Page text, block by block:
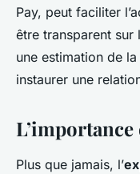
Pay, peut faciliter
être transparent
une estimation de
instaurer une
Plus que jamais, l’